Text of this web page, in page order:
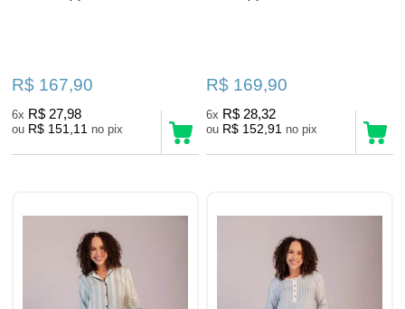
R$ 167,90
6x R$ 27,98
ou R$ 151,11 no pix
R$ 169,90
6x R$ 28,32
ou R$ 152,91 no pix